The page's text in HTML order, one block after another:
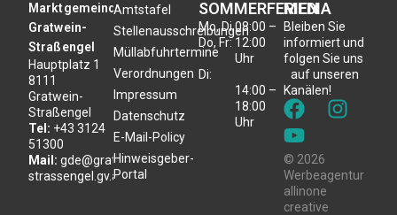
Marktgemeinde
Gratwein-
Straßengel
Hauptplatz 1
8111
Gratwein-
Straßengel
Tel: +43 3124
51300
Mail: gde@gratwein-
strassengel.gv.at
Amtstafel
Stellenausschreibungen
Müllabfuhrtermine
Verordnungen
Impressum
Datenschutz
E-Mail-Policy
Hinweisgeber-
Portal
SOMMERFERIEN
Mo, Di,
Do, Fr:
Di:
08:00 –
12:00
Uhr
14:00 –
18:00
Uhr
MEDIA
Bleiben Sie
informiert und
folgen Sie uns
auf unseren
Kanälen!
© 2026
Werbeagentur
allinone
creative